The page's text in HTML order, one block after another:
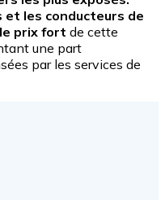
et les conducteurs de
prix fort de cette
une part
par les services de